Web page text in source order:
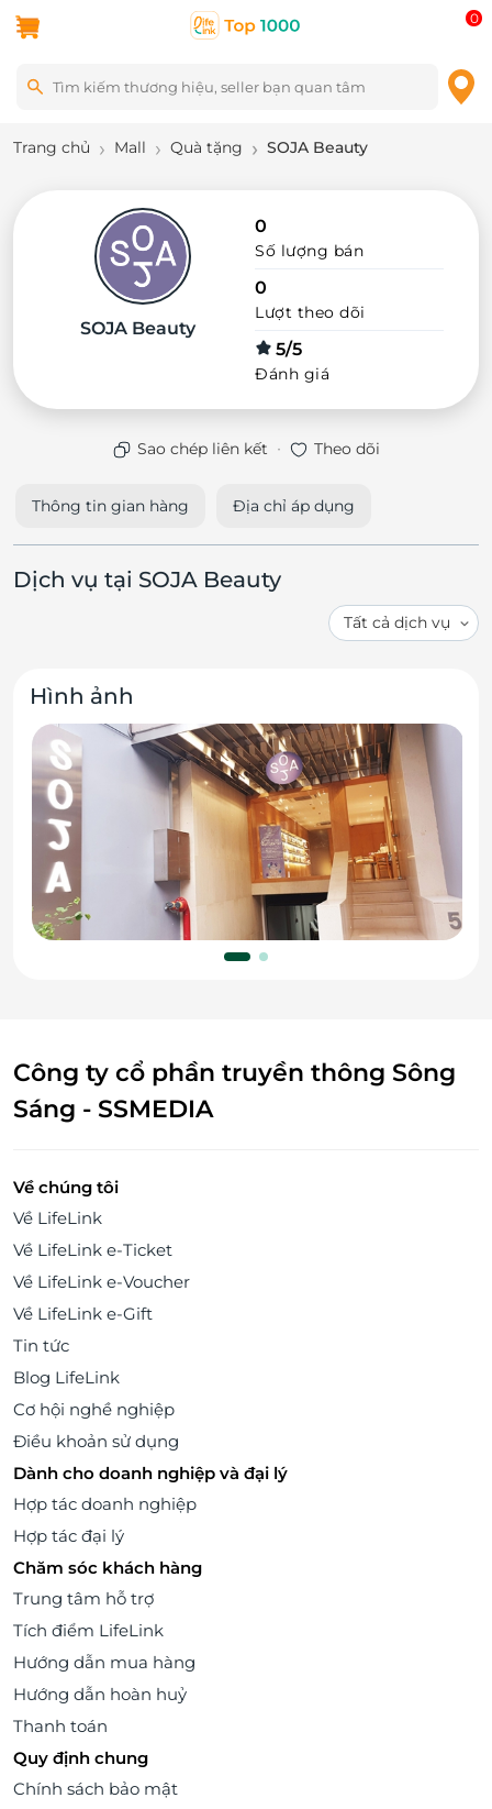
0
Trang chủ Mall Quà tặng SOJA Beauty
SOJA Beauty
0
Số lượng bán
0
Lượt theo dõi
5/5
Đánh giá
Sao chép liên kết · Theo dõi
Thông tin gian hàng Địa chỉ áp dụng
Dịch vụ tại SOJA Beauty
Hình ảnh
Công ty cổ phần truyền thông Sông
Sáng - SSMEDIA
Về chúng tôi
Về LifeLink
Về LifeLink e-Ticket
Về LifeLink e-Voucher
Về LifeLink e-Gift
Tin tức
Blog LifeLink
Cơ hội nghề nghiệp
Điều khoản sử dụng
Dành cho doanh nghiệp và đại lý
Hợp tác doanh nghiệp
Hợp tác đại lý
Chăm sóc khách hàng
Trung tâm hỗ trợ
Tích điểm LifeLink
Hướng dẫn mua hàng
Hướng dẫn hoàn huỷ
Thanh toán
Quy định chung
Chính sách bảo mật